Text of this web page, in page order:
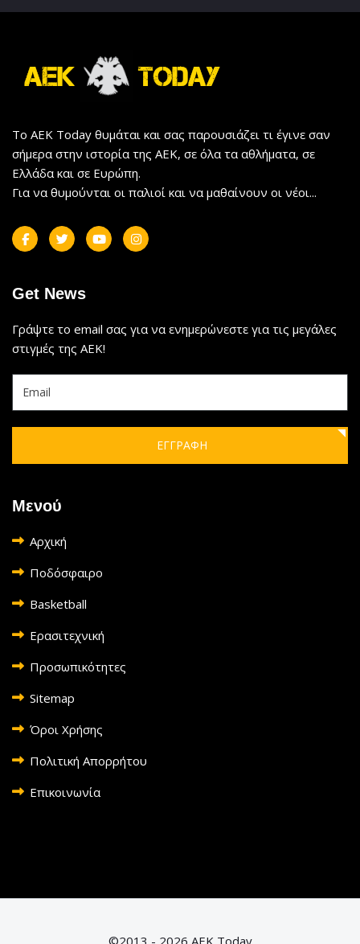
Το AEK Today θυμάται και σας παρουσιάζει τι έγινε σαν
σήμερα στην ιστορία της ΑΕΚ, σε όλα τα αθλήματα, σε
Ελλάδα και σε Ευρώπη.
Για να θυμούνται οι παλιοί και να μαθαίνουν οι νέοι...
Get News
Γράψτε το email σας για να ενημερώνεστε για τις μεγάλες
στιγμές της ΑΕΚ!
ΕΓΓΡΑΦΗ
Μενού
Αρχική
Ποδόσφαιρο
Basketball
Ερασιτεχνική
Προσωπικότητες
Sitemap
Όροι Χρήσης
Πολιτική Απορρήτου
Επικοινωνία